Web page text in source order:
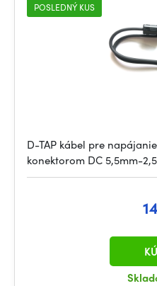
POSLEDNÝ KUS
D-TAP kábel pre
konektorom DC 5,5mm-